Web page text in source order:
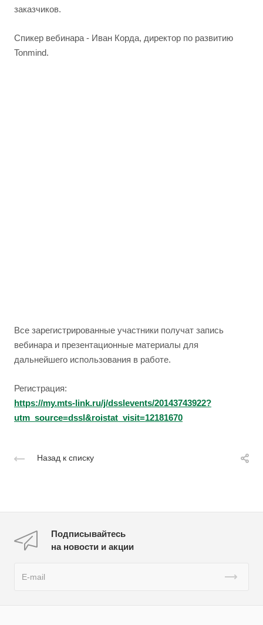
заказчиков.
Спикер вебинара - Иван Корда, директор по развитию
Tonmind.
Все зарегистрированные участники получат запись
вебинара и презентационные материалы для
дальнейшего использования в работе.
Регистрация:
https://my.mts-link.ru/j/dsslevents/20143743922?
utm_source=dssl&roistat_visit=12181670
Назад к списку
Подписывайтесь
на новости и акции